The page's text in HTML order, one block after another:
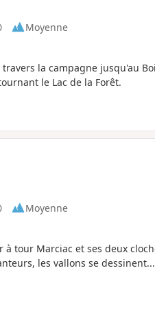
Moyenne
la campagne jusqu'au
le Lac de la Forêt.
Moyenne
tour Marciac et ses deux
les vallons se dessinent...